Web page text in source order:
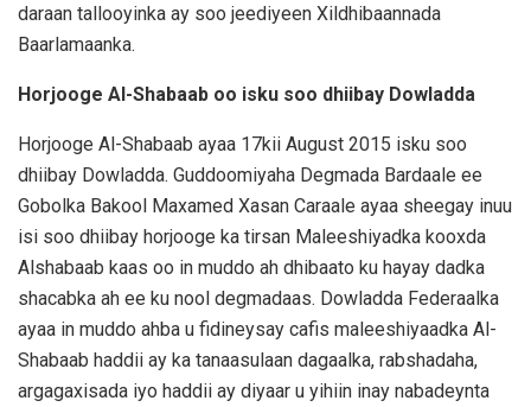
daraan tallooyinka ay soo jeediyeen Xildhibaannada
Baarlamaanka.
Horjooge Al-Shabaab oo isku soo dhiibay Dowladda
Horjooge Al-Shabaab ayaa 17kii August 2015 isku soo
dhiibay Dowladda. Guddoomiyaha Degmada Bardaale ee
Gobolka Bakool Maxamed Xasan Caraale ayaa sheegay inuu
isi soo dhiibay horjooge ka tirsan Maleeshiyadka kooxda
Alshabaab kaas oo in muddo ah dhibaato ku hayay dadka
shacabka ah ee ku nool degmadaas. Dowladda Federaalka
ayaa in muddo ahba u fidineysay cafis maleeshiyaadka Al-
Shabaab haddii ay ka tanaasulaan dagaalka, rabshadaha,
argagaxisada iyo haddii ay diyaar u yihiin inay nabadeynta